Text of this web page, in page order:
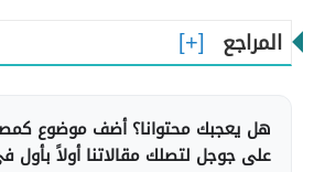
المراجع
هل يعجبك محتوانا؟ أضف موضوع
على جوجل لتصلك مقالاتنا أولاً بأول